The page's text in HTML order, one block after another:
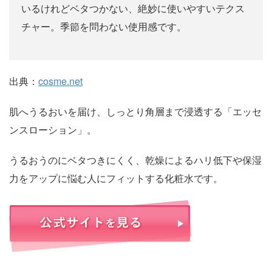
いるけれどベタつかない、絶妙に使いやすいテクス
チャー。季節を問わない使用感です。
出典： cosme.net
肌へうるおいを届け、しっとり角層まで浸透する「エッセ
ンスローション」。
うるおうのにベタつきにくく、乾燥によるハリ低下や保湿
力をアップに悩む人にフィットする化粧水です。